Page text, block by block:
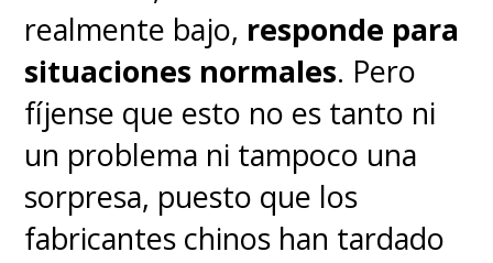
indirectaya que al ser
plegablepuedes usar el propio
formato para estabilizar,
encuadrar mejor y grabar sin
trípodeen situaciones donde se
realmente bajo, responde para
situaciones normales. Pero
fíjense que esto no es tanto ni
un problema ni tampoco una
sorpresa, puesto que los
fabricantes chinos han tardado